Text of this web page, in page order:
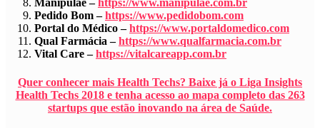
Manipulaê –https://www.manipulae.com.br
Pedido Bom –https://www.pedidobom.com
Portal do Médico –https://www.portaldomedico.com
Qual Farmácia –https://www.qualfarmacia.com.br
Vital Care –https://vitalcareapp.com.br
Quer conhecer mais Health Techs? Baixe já o Liga Insights
Health Techs 2018 e tenha acesso ao mapa completo das 263
startups que estão inovando na área de Saúde.